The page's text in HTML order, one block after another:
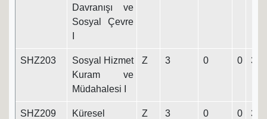
Davranışı ve
Sosyal Çevre
SHZ203
Sosyal Hizmet
Kuram ve
Müdahalesi I
Z 3 0 0 3
SHZ209
Küresel
Z 3 0 0 3